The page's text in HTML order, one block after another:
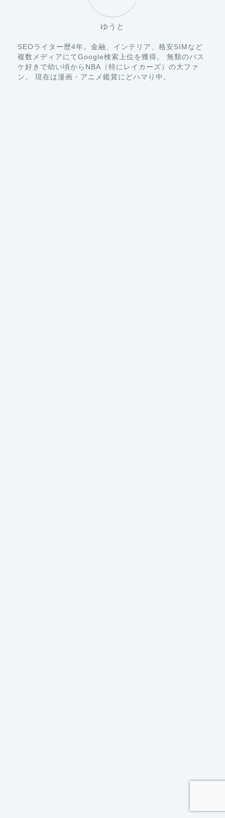
ゆうと
SEOライター歴4年。金融、インテリア、格安SIMなど
複数メディアにてGoogle検索上位を獲得。 無類のバス
ケ好きで幼い頃からNBA（特にレイカーズ）の大ファ
ン。 現在は漫画・アニメ鑑賞にどハマり中。